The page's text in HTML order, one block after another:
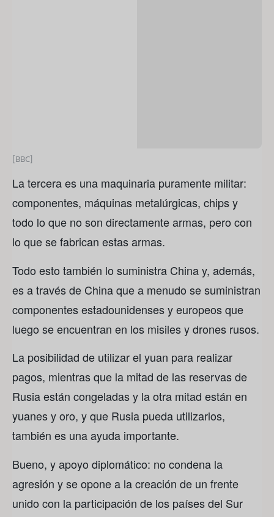
[BBC]
La tercera es una maquinaria puramente militar:
componentes, máquinas metalúrgicas, chips y
todo lo que no son directamente armas, pero con
lo que se fabrican estas armas.
Todo esto también lo suministra China y, además,
es a través de China que a menudo se suministran
componentes estadounidenses y europeos que
luego se encuentran en los misiles y drones rusos.
La posibilidad de utilizar el yuan para realizar
pagos, mientras que la mitad de las reservas de
Rusia están congeladas y la otra mitad están en
yuanes y oro, y que Rusia pueda utilizarlos,
también es una ayuda importante.
Bueno, y apoyo diplomático: no condena la
agresión y se opone a la creación de un frente
unido con la participación de los países del Sur